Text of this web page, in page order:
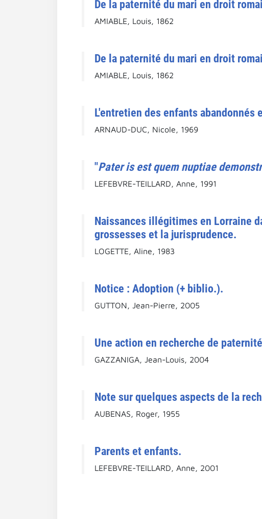
De la paternité du mari en droit
AMIABLE, Louis, 1862
De la paternité du mari en droit
AMIABLE, Louis, 1862
L'entretien des enfants abandonnés
ARNAUD-DUC, Nicole, 1969
"Pater is est quem nuptiae
LEFEBVRE-TEILLARD, Anne, 1991
Naissances illégitimes en Lorraine
grossesses et la jurisprudence.
LOGETTE, Aline, 1983
Notice : Adoption (+ biblio.).
GUTTON, Jean-Pierre, 2005
Une action en recherche de
GAZZANIGA, Jean-Louis, 2004
Note sur quelques aspects de la
AUBENAS, Roger, 1955
Parents et enfants.
LEFEBVRE-TEILLARD, Anne, 2001